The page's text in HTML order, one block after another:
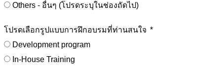
Others - อื่นๆ (โปรดระบุในช่องถัดไป)
โปรดเลือกรูปแบบการฝึกอบรมที่ท่านสนใจ
Development program
In-House Training